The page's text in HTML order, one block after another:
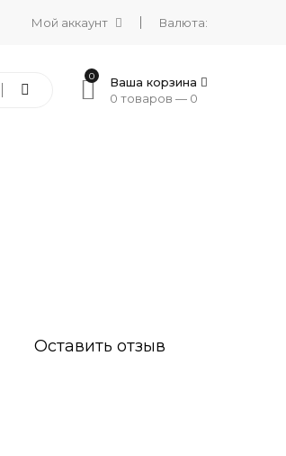
Мой аккаунт Валюта:
0
Ваша корзина
0 товаров — 0
Оставить отзыв